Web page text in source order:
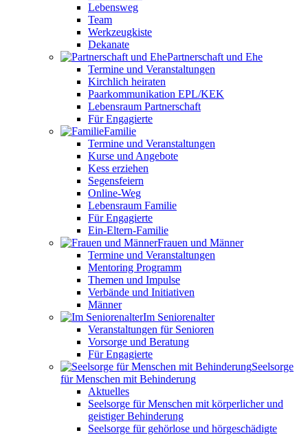
Lebensweg
Team
Werkzeugkiste
Dekanate
Partnerschaft und Ehe
Termine und Veranstaltungen
Kirchlich heiraten
Paarkommunikation EPL/KEK
Lebensraum Partnerschaft
Für Engagierte
Familie
Termine und Veranstaltungen
Kurse und Angebote
Kess erziehen
Segensfeiern
Online-Weg
Lebensraum Familie
Für Engagierte
Ein-Eltern-Familie
Frauen und Männer
Termine und Veranstaltungen
Mentoring Programm
Themen und Impulse
Verbände und Initiativen
Männer
Im Seniorenalter
Veranstaltungen für Senioren
Vorsorge und Beratung
Für Engagierte
Seelsorge
für Menschen mit Behinderung
Aktuelles
Seelsorge für Menschen mit körperlicher und
geistiger Behinderung
Seelsorge für gehörlose und hörgeschädigte